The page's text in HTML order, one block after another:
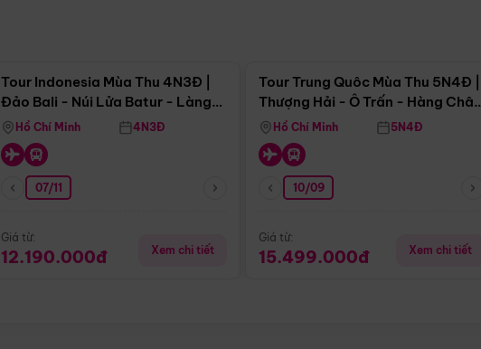
Tour Indonesia Mùa Thu 4N3Đ |
Đảo Bali - Núi Lửa Batur - Làng
Penglipuran
Hồ Chí Minh 4N3Đ
07/11
Giá từ:
12.190.000đ Xem chi tiết
Tour Trung Quôc Mùa Thu 5N4Đ |
Thượng Hải - Ô Trấn - Hàng Châu
(Tour Không Shopping)
Hồ Chí Minh 5N4Đ
10/09
Giá từ:
15.499.000đ Xem chi tiết